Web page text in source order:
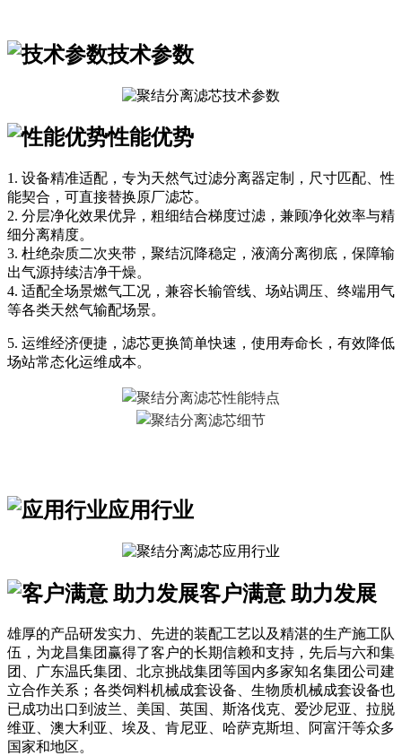
技术参数
性能优势
1. 设备精准适配，专为天然气过滤分离器定制，尺寸匹配、性
能契合，可直接替换原厂滤芯。
2. 分层净化效果优异，粗细结合梯度过滤，兼顾净化效率与精
细分离精度。
3. 杜绝杂质二次夹带，聚结沉降稳定，液滴分离彻底，保障输
出气源持续洁净干燥。
4. 适配全场景燃气工况，兼容长输管线、场站调压、终端用气
等各类天然气输配场景。
5. 运维经济便捷，滤芯更换简单快速，使用寿命长，有效降低
场站常态化运维成本。
应用行业
客户满意 助力发展
雄厚的产品研发实力、先进的装配工艺以及精湛的生产施工队
伍，为龙昌集团赢得了客户的长期信赖和支持，先后与六和集
团、广东温氏集团、北京挑战集团等国内多家知名集团公司建
立合作关系；各类饲料机械成套设备、生物质机械成套设备也
已成功出口到波兰、美国、英国、斯洛伐克、爱沙尼亚、拉脱
维亚、澳大利亚、埃及、肯尼亚、哈萨克斯坦、阿富汗等众多
国家和地区。